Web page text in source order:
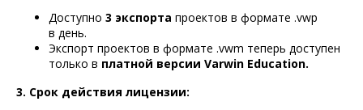
Доступно 3 экспорта проектов в формате .vwp
в день.
Экспорт проектов в формате .vwm теперь доступен
только в платной версии Varwin Education.
3. Срок действия лицензии: